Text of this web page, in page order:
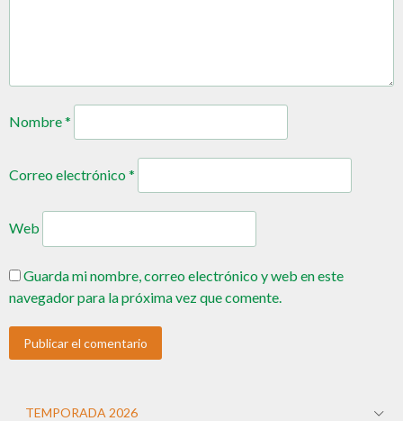
Nombre*
Correo electrónico*
Web
Guarda mi nombre, correo electrónico y web en este
navegador para la próxima vez que comente.
TEMPORADA 2026